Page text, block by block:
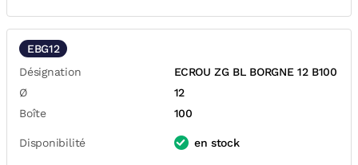
EBG12
Désignation
ECROU ZG BL BORGNE 12 B100
Ø
12
Boîte
100
Disponibilité en stock